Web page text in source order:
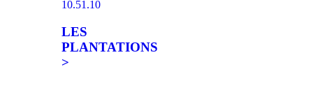
LES
PLANTATIONS
>